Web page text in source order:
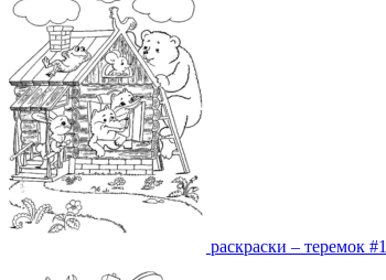
раскраски – теремок